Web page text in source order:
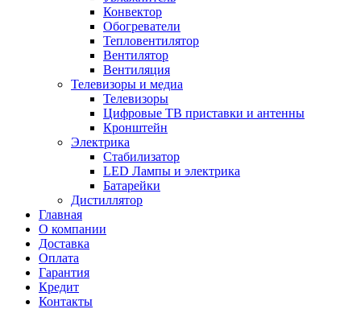
Конвектор
Обогреватели
Тепловентилятор
Вентилятор
Вентиляция
Телевизоры и медиа
Телевизоры
Цифровые ТВ приставки и антенны
Кронштейн
Электрика
Стабилизатор
LED Лампы и электрика
Батарейки
Дистиллятор
Главная
О компании
Доставка
Оплата
Гарантия
Кредит
Контакты